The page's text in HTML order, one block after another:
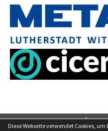
Diese Webseite verwendet Cookies,